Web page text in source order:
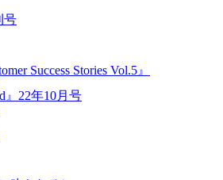
号
Success Stories Vol.5』
』22年10月号